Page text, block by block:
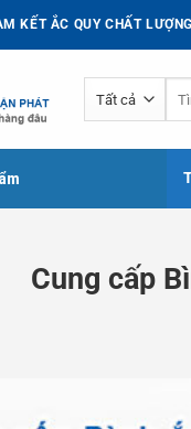
KẾT ẮC QUY CHẤT
Cung cấp